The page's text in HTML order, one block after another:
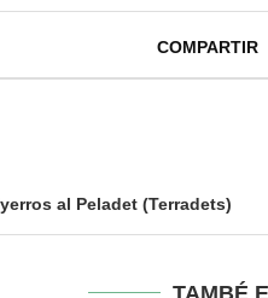
COMPARTIR
al Peladet (Terradets)
TAMBÉ